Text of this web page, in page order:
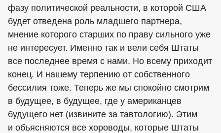
фазу политической реальности, в которой США
будет отведена роль младшего партнера,
мнение которого старших по праву сильного уже
не интересует. Именно так и вели себя Штаты
все последнее время с нами. Но всему приходит
конец. И нашему терпению от собственного
бессилия тоже. Теперь же мы спокойно смотрим
в будущее, в будущее, где у американцев
будущего нет (извините за тавтологию). Этим
и объясняются все хороводы, которые Штаты